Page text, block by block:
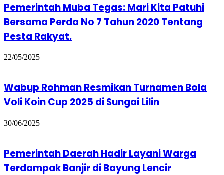
Pemerintah Muba Tegas: Mari Kita Patuhi
Bersama Perda No 7 Tahun 2020 Tentang
Pesta Rakyat.
22/05/2025
Wabup Rohman Resmikan Turnamen Bola
Voli Koin Cup 2025 di Sungai Lilin
30/06/2025
Pemerintah Daerah Hadir Layani Warga
Terdampak Banjir di Bayung Lencir